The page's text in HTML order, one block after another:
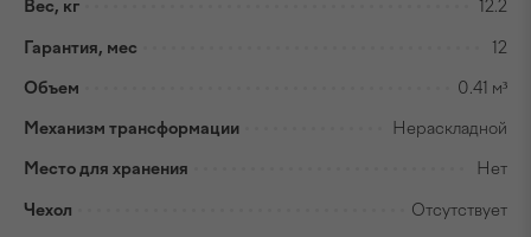
Вес, кг 12.2
Гарантия, мес 12
Объем 0.41 м³
Механизм трансформации Нераскладной
Место для хранения Нет
Чехол Отсутствует